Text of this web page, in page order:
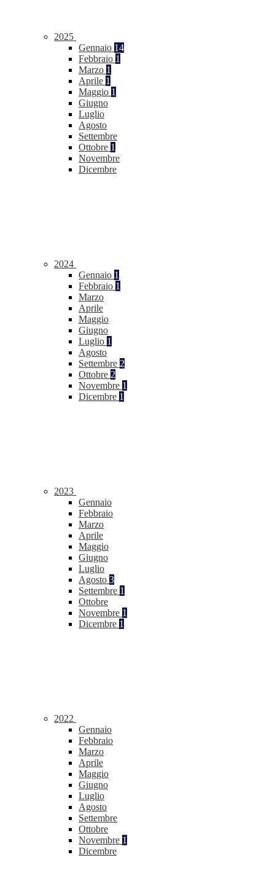
2025
Gennaio 14
Febbraio 1
Marzo 1
Aprile 1
Maggio 1
Giugno
Luglio
Agosto
Settembre
Ottobre 1
Novembre
Dicembre
2024
Gennaio 1
Febbraio 1
Marzo
Aprile
Maggio
Giugno
Luglio 1
Agosto
Settembre 2
Ottobre 2
Novembre 1
Dicembre 1
2023
Gennaio
Febbraio
Marzo
Aprile
Maggio
Giugno
Luglio
Agosto 3
Settembre 1
Ottobre
Novembre 1
Dicembre 1
2022
Gennaio
Febbraio
Marzo
Aprile
Maggio
Giugno
Luglio
Agosto
Settembre
Ottobre
Novembre 1
Dicembre